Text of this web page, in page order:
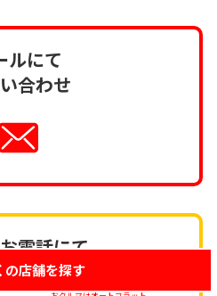
ルにて
合わせ
お電話にて
問い合わせ
の店舗を探す